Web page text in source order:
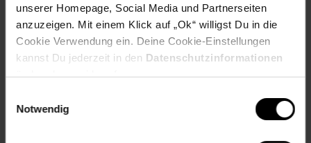
unserer Homepage, Social Media und Partnerseiten
anzuzeigen. Mit einem Klick auf „Ok“ willigst Du in die
Cookie Verwendung ein. Deine Cookie-Einstellungen
kannst Du jederzeit in den Datenschutzinformationen
ändern bzw. widerrufen.
Notwendig
Altgeräterücknahme